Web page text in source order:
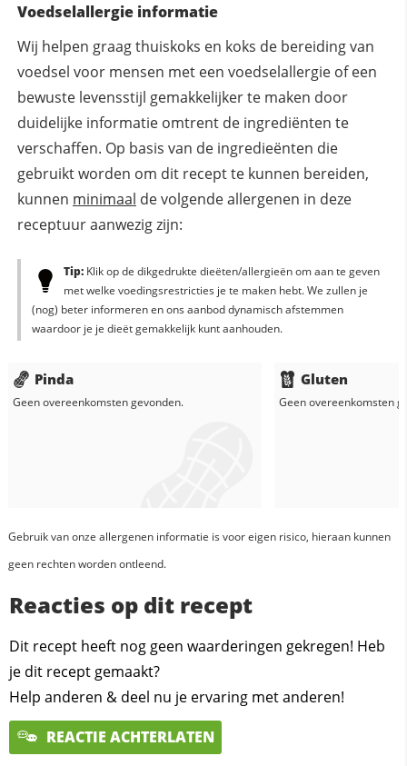
Voedselallergie informatie
Wij helpen graag thuiskoks en koks de bereiding van
voedsel voor mensen met een voedselallergie of een
bewuste levensstijl gemakkelijker te maken door
duidelijke informatie omtrent de ingrediënten te
verschaffen. Op basis van de ingredieënten die
gebruikt worden om dit recept te kunnen bereiden,
kunnen minimaal de volgende allergenen in deze
receptuur aanwezig zijn:
Tip:Klik op de dikgedrukte dieëten/allergieën om aan te geven
met welke voedingsrestricties je te maken hebt. We zullen je
(nog) beter informeren en ons aanbod dynamisch afstemmen
waardoor je je dieët gemakkelijk kunt aanhouden.
Pinda
Geen overeenkomsten gevonden.
Gluten
Geen overeenkomsten
Gebruik van onze allergenen informatie is voor eigen risico, hieraan kunnen
geen rechten worden ontleend.
Reacties op dit recept
Dit recept heeft nog geen waarderingen gekregen! Heb
je dit recept gemaakt?
Help anderen & deel nu je ervaring met anderen!
REACTIE ACHTERLATEN